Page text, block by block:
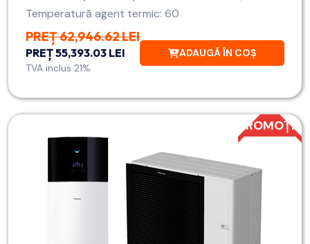
Temperatură agent termic: 60
PREȚ 62,946.62 LEI
PREȚ 55,393.03 LEI
TVA inclus 21%
ADAUGĂ ÎN COȘ
PROMOȚIE